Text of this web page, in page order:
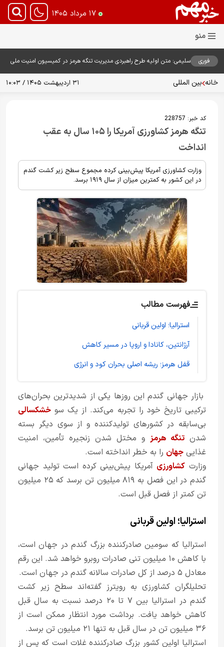
۱۷ مرداد ۱۴۰۵
فوری
سلیمی: متن اولیه طرح راهبردی مدیریت تنگه هرمز در کمیسیون امنیت ملی
خانه بین المللی ۳۱ اردیبهشت ۱۴۰۵ / ۱۰:۰۳
کد خبر: 228757
تنگه هرمز کشاورزی آمریکا را ۱۰۵ سال به عقب
انداخت
وزارت کشاورزی آمریکا پیش‌بینی کرده مجموع سطح زیر کشت گندم
در این کشور به کمترین میزان از سال ۱۹۱۹ برسد.
فهرست مطالب
استرالیا؛ اولین قربانی
آرژانتین، کانادا و اروپا در مسیر کاهش
قفل هرمز؛ ریشه اصلی بحران کود و انرژی
بازار جهانی گندم این روزها یکی از شدیدترین بحران‌های
ترکیبی تاریخ خود را تجربه می‌کند. از یک سو خشکسالی
بی‌سابقه در کشورهای تولیدکننده و از سوی دیگر بسته
شدن تنگه هرمز و مختل شدن زنجیره تأمین، امنیت
غذایی جهان را به خطر انداخته است.
وزارت کشاورزی آمریکا پیش‌بینی کرده است تولید جهانی
گندم در این فصل به ۸۱۹ میلیون تن برسد که ۲۵ میلیون
تن کمتر از فصل قبل است.
استرالیا؛ اولین قربانی
استرالیا که سومین صادرکننده بزرگ گندم در جهان است،
با کاهش ۱۰ میلیون تنی صادرات روبرو خواهد شد. این رقم
معادل ۵ درصد از کل صادرات سالانه گندم در جهان است.
تحلیلگران کشاورزی به رویترز گفته‌اند سطح زیر کشت
گندم در استرالیا بین ۷ تا ۲۰ درصد نسبت به سال قبل
کاهش خواهد یافت. برداشت مورد انتظار ممکن است از
۳۶ میلیون تن در سال قبل به تنها ۲۱ میلیون تن برسد.
استرالیا اولین کشور بزرگ صادرکننده غلات است که پس از